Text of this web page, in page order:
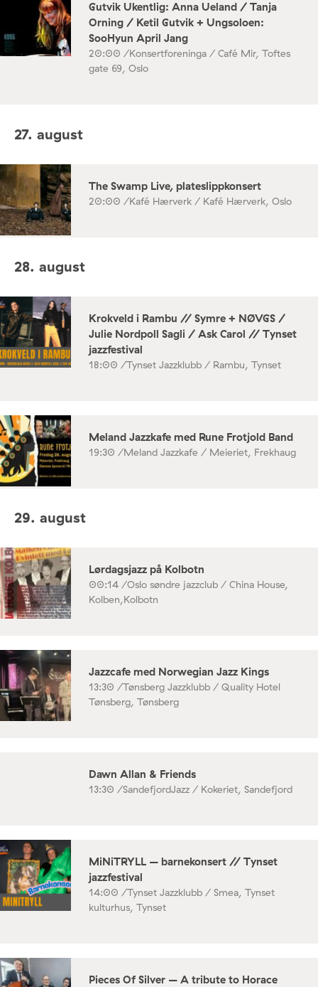
Gutvik Ukentlig: Anna Ueland / Tanja
Orning / Ketil Gutvik + Ungsoloen:
SooHyun April Jang
20:00 /Konsertforeninga / Café Mir, Toftes
gate 69, Oslo
27. august
The Swamp Live, plateslippkonsert
20:00 /Kafé Hærverk / Kafé Hærverk, Oslo
28. august
Krokveld i Rambu // Symre + NØVGS /
Julie Nordpoll Sagli / Ask Carol // Tynset
jazzfestival
18:00 /Tynset Jazzklubb / Rambu, Tynset
Meland Jazzkafe med Rune Frotjold Band
19:30 /Meland Jazzkafe / Meieriet, Frekhaug
29. august
Lørdagsjazz på Kolbotn
00:14 /Oslo søndre jazzclub / China House,
Kolben,Kolbotn
Jazzcafe med Norwegian Jazz Kings
13:30 /Tønsberg Jazzklubb / Quality Hotel
Tønsberg, Tønsberg
Dawn Allan & Friends
13:30 /SandefjordJazz / Kokeriet, Sandefjord
MiNiTRYLL – barnekonsert // Tynset
jazzfestival
14:00 /Tynset Jazzklubb / Smea, Tynset
kulturhus, Tynset
Pieces Of Silver – A tribute to Horace